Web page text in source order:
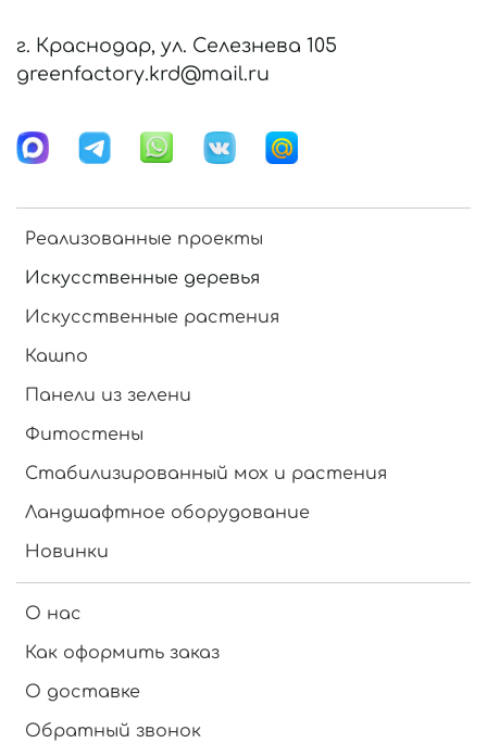
Реализованные проекты
Искусственные деревья
Искусственные растения
Кашпо
Панели из зелени
Фитостены
Стабилизированный мох и растения
Ландшафтное оборудование
Новинки
О нас
Как оформить заказ
О доставке
Обратный звонок
г. Краснодар, ул. Селезнева 105
greenfactory.krd@mail.ru